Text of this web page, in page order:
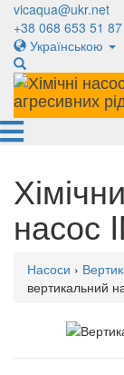
vicaqua@ukr.net
+38 068 653 51 87
Українською
насос
Насоси ›
вертикальний